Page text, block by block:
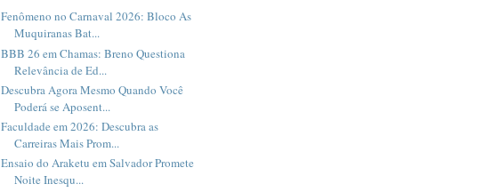
Fenômeno no Carnaval 2026: Bloco As
Muquiranas Bat...
BBB 26 em Chamas: Breno Questiona
Relevância de Ed...
Descubra Agora Mesmo Quando Você
Poderá se Aposent...
Faculdade em 2026: Descubra as
Carreiras Mais Prom...
Ensaio do Araketu em Salvador Promete
Noite Inesqu...